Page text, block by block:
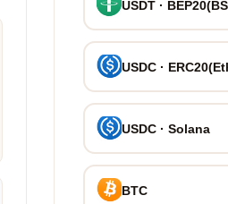
USDT ·
USDC ·
USDC · Solana
BTC